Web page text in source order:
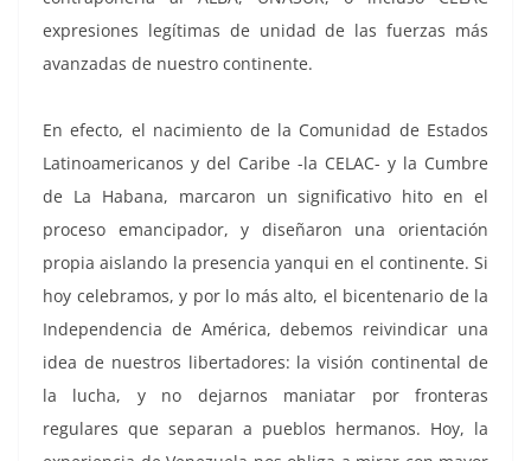
expresiones legítimas de unidad de las fuerzas más
avanzadas de nuestro continente.
En efecto, el nacimiento de la Comunidad de Estados
Latinoamericanos y del Caribe -la CELAC- y la Cumbre
de La Habana, marcaron un significativo hito en el
proceso emancipador, y diseñaron una orientación
propia aislando la presencia yanqui en el continente. Si
hoy celebramos, y por lo más alto, el bicentenario de la
Independencia de América, debemos reivindicar una
idea de nuestros libertadores: la visión continental de
la lucha, y no dejarnos maniatar por fronteras
regulares que separan a pueblos hermanos. Hoy, la